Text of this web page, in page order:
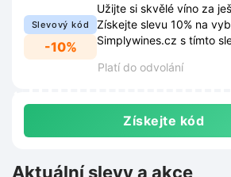
Slevový kód
-10%
Užijte si skvělé víno za
Získejte slevu 10% na
Simplywines.cz s tímto
Platí do odvolání
Získejte kód
Aktuální slevy a akce